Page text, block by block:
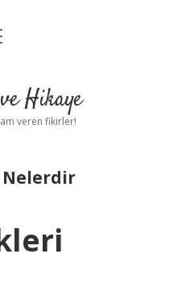
Hikaye
veren fikirler!
Nelerdir